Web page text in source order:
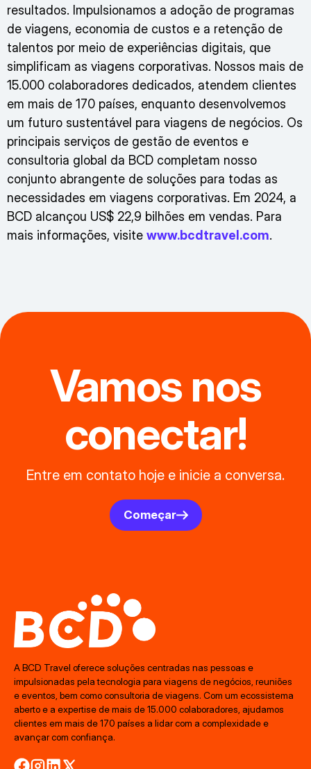
resultados. Impulsionamos a adoção de programas
de viagens, economia de custos e a retenção de
talentos por meio de experiências digitais, que
simplificam as viagens corporativas. Nossos mais de
15.000 colaboradores dedicados, atendem clientes
em mais de 170 países, enquanto desenvolvemos
um futuro sustentável para viagens de negócios. Os
principais serviços de gestão de eventos e
consultoria global da BCD completam nosso
conjunto abrangente de soluções para todas as
necessidades em viagens corporativas. Em 2024, a
BCD alcançou US$ 22,9 bilhões em vendas. Para
mais informações, visite www.bcdtravel.com.
Vamos nos
conectar!
Entre em contato hoje e inicie a conversa.
Começar
A BCD Travel oferece soluções centradas nas pessoas e
impulsionadas pela tecnologia para viagens de negócios, reuniões
e eventos, bem como consultoria de viagens. Com um ecossistema
aberto e a expertise de mais de 15.000 colaboradores, ajudamos
clientes em mais de 170 países a lidar com a complexidade e
avançar com confiança.